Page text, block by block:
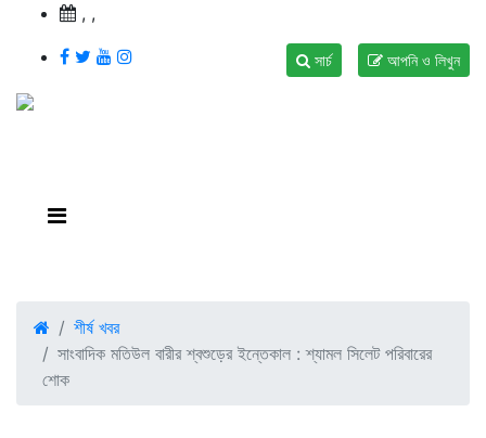
, ,
আপনি ও লিখুন
সার্চ
শীর্ষ খবর
সাংবাদিক মতিউল বারীর শ্বশুড়ের ইন্তেকাল : শ্যামল সিলেট পরিবারের
শোক